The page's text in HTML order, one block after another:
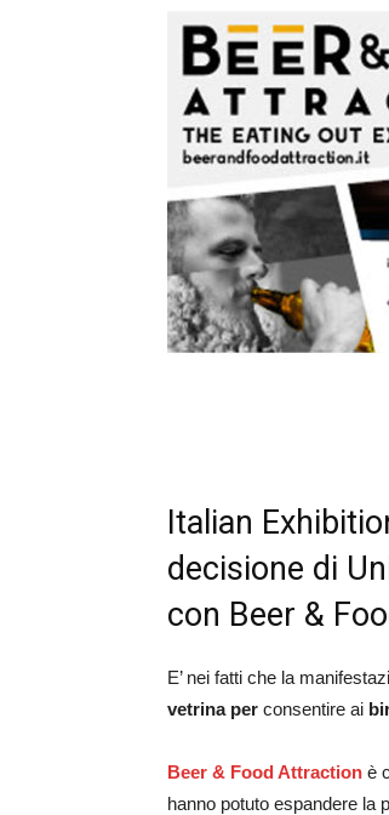
Italian
decisione di
con Beer &
E’ nei fatti che la
vetrina per consentire ai
Beer & Food Attraction è
hanno potuto espandere la